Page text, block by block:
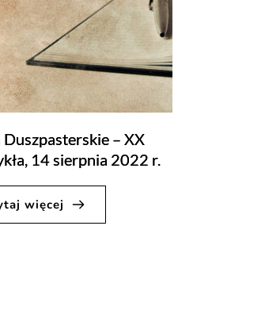
Duszpasterskie – XX
14 sierpnia 2022 r.
więcej